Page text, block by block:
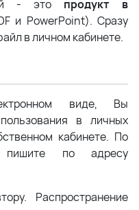
- это продукт в
и PowerPoint). Сразу
в личном кабинете.
виде, Вы
в личных
кабинете. По
пишите по адресу
Распространение